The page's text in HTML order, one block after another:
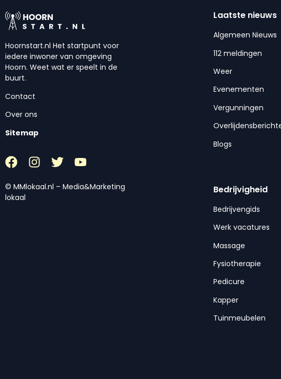
Hoornstart.nl Het startpunt voor
iedere inwoner van omgeving
Hoorn. Weet wat er speelt in de
buurt.
Contact
Over ons
Sitemap
© MMlokaal.nl – Media&Marketing
lokaal
Laatste nieuws
Algemeen Nieuws
112 meldingen
Weer
Evenementen
Vergunningen
Blogs
Bedrijvigheid
Bedrijvengids
Werk vacatures
Massage
Fysiotherapie
Pedicure
Kapper
Tuinmeubelen